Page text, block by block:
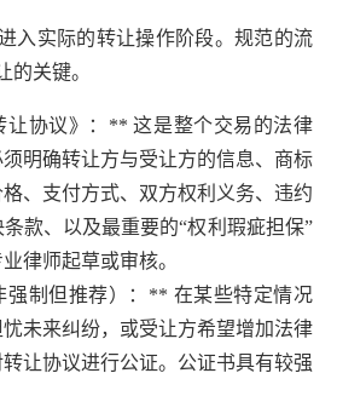
入实际的转让操作阶段。规范的流
的关键。
让协议》：** 这是整个交易的法律
明确转让方与受让方的信息、商标
、支付方式、双方权利义务、违约
款、以及最重要的“权利瑕疵担保”
律师起草或审核。
强制但推荐）：** 在某些特定情况
未来纠纷，或受让方希望增加法律
让协议进行公证。公证书具有较强